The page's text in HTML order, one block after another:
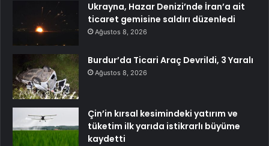
Ukrayna, Hazar Denizi’nde İran’a ait
ticaret gemisine saldırı düzenledi
Ağustos 8, 2026
Burdur’da Ticari Araç Devrildi, 3 Yaralı
Ağustos 8, 2026
Çin’in kırsal kesimindeki yatırım ve
tüketim ilk yarıda istikrarlı büyüme
kaydetti